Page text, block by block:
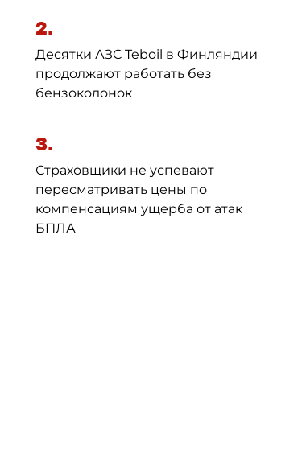
2.
Десятки АЗС Teboil в Финляндии
продолжают работать без
бензоколонок
3.
Страховщики не успевают
пересматривать цены по
компенсациям ущерба от атак
БПЛА